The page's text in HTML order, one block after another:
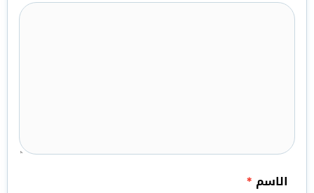
الاسم *